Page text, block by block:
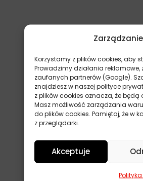
Korzystamy z plików cookies, aby
Prowadzimy działania reklamowe,
zaufanych partnerów (Google).
znajdziesz w naszej polityce
z plików cookies oznacza, że
Masz możliwość zarządzania
do plików cookies. Pamiętaj, że w
z przeglądarki.
Akceptuje
POKAŻ